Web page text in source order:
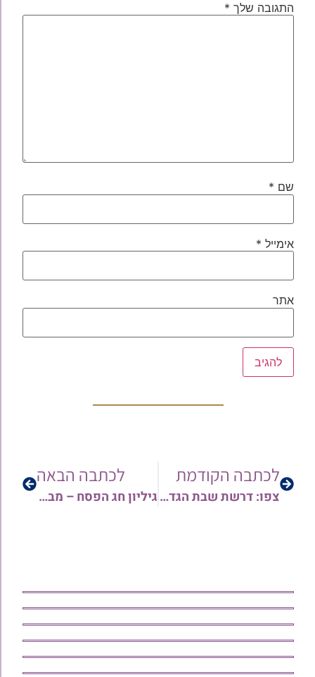
התגובה שלך *
שם *
אימייל *
אתר
לכתבה הקודמת
צפו: דרשת שבת הגדול מאת הגאון הרב פנחס קורח שליט"א | שנת תשפ"א | דיני והלכות חג הפסח ועוד
לכתבה הבאה
גיליון חג הפסח – מבית ההוראה 'בני תורה' לקהילות תימן בעיר אלעד | פסח תשפ"א | להורדה וצפיה